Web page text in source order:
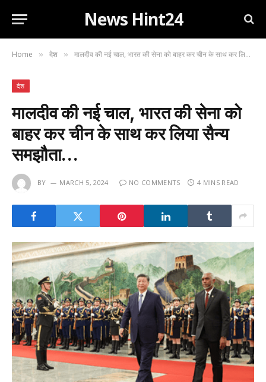
News Hint24
Home » देश » मालदीव की नई चाल, भारत की सेना को बाहर कर चीन के साथ कर लिया सैन्य समझौता…
देश
मालदीव की नई चाल, भारत की सेना को
बाहर कर चीन के साथ कर लिया सैन्य
समझौता…
BY MARCH 5, 2024 NO COMMENTS 4 MINS READ